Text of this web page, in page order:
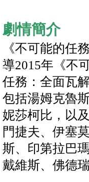
劇情簡介
《不可能的任
導2015年《不
任務：全面瓦
包括湯姆克魯
妮莎柯比，以
門捷夫、伊塞
斯、印第拉巴
戴維斯、佛德